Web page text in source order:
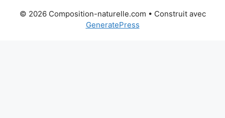
© 2026 Composition-naturelle.com • Construit avec
GeneratePress